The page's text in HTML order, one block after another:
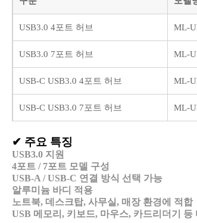
USB3.0 4포트 허브 ML-
USB3.0 7포트 허브 ML-
USB-C USB3.0 4포트 허브 ML-
USB-C USB3.0 7포트 허브 ML-
✔ 주요 특징
USB3.0 지원
4포트 / 7포트 모델 구성
USB-A / USB-C 연결 방식 선택 가능
알루미늄 바디 적용
노트북, 데스크탑, 사무실, 매장 환경에 적합
USB 메모리, 키보드, 마우스, 카드리더기